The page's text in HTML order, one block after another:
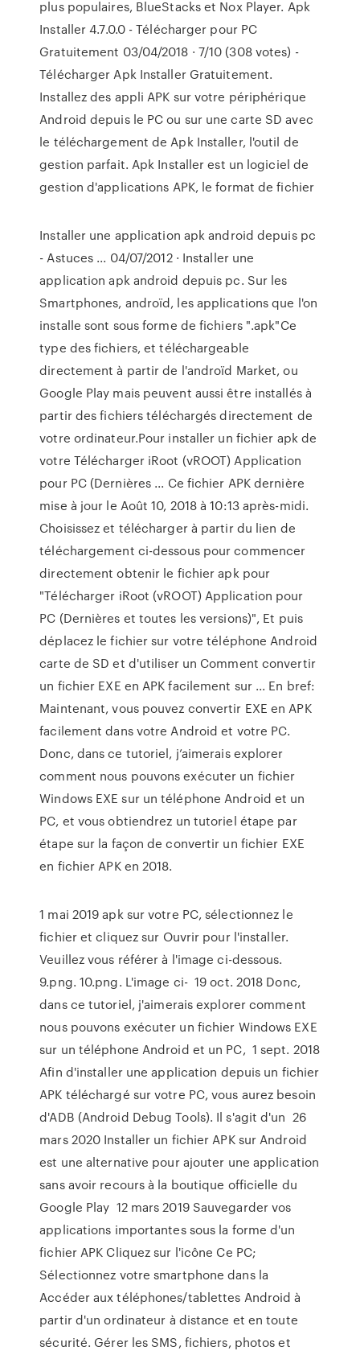
plus populaires, BlueStacks et Nox Player. Apk
Installer 4.7.0.0 - Télécharger pour PC
Gratuitement 03/04/2018 · 7/10 (308 votes) -
Télécharger Apk Installer Gratuitement.
Installez des appli APK sur votre périphérique
Android depuis le PC ou sur une carte SD avec
le téléchargement de Apk Installer, l'outil de
gestion parfait. Apk Installer est un logiciel de
gestion d'applications APK, le format de fichier
Installer une application apk android depuis pc
- Astuces ... 04/07/2012 · Installer une
application apk android depuis pc. Sur les
Smartphones, androïd, les applications que l'on
installe sont sous forme de fichiers ".apk"Ce
type des fichiers, et téléchargeable
directement à partir de l'androïd Market, ou
Google Play mais peuvent aussi être installés à
partir des fichiers téléchargés directement de
votre ordinateur.Pour installer un fichier apk de
votre Télécharger iRoot (vROOT) Application
pour PC (Dernières ... Ce fichier APK dernière
mise à jour le Août 10, 2018 à 10:13 après-midi.
Choisissez et télécharger à partir du lien de
téléchargement ci-dessous pour commencer
directement obtenir le fichier apk pour
"Télécharger iRoot (vROOT) Application pour
PC (Dernières et toutes les versions)", Et puis
déplacez le fichier sur votre téléphone Android
carte de SD et d'utiliser un Comment convertir
un fichier EXE en APK facilement sur ... En bref:
Maintenant, vous pouvez convertir EXE en APK
facilement dans votre Android et votre PC.
Donc, dans ce tutoriel, j’aimerais explorer
comment nous pouvons exécuter un fichier
Windows EXE sur un téléphone Android et un
PC, et vous obtiendrez un tutoriel étape par
étape sur la façon de convertir un fichier EXE
en fichier APK en 2018.
1 mai 2019 apk sur votre PC, sélectionnez le
fichier et cliquez sur Ouvrir pour l'installer.
Veuillez vous référer à l'image ci-dessous.
9.png. 10.png. L'image ci- 19 oct. 2018 Donc,
dans ce tutoriel, j'aimerais explorer comment
nous pouvons exécuter un fichier Windows EXE
sur un téléphone Android et un PC, 1 sept. 2018
Afin d'installer une application depuis un fichier
APK téléchargé sur votre PC, vous aurez besoin
d'ADB (Android Debug Tools). Il s'agit d'un 26
mars 2020 Installer un fichier APK sur Android
est une alternative pour ajouter une application
sans avoir recours à la boutique officielle du
Google Play 12 mars 2019 Sauvegarder vos
applications importantes sous la forme d'un
fichier APK Cliquez sur l'icône Ce PC;
Sélectionnez votre smartphone dans la
Accéder aux téléphones/tablettes Android à
partir d'un ordinateur à distance et en toute
sécurité. Gérer les SMS, fichiers, photos et